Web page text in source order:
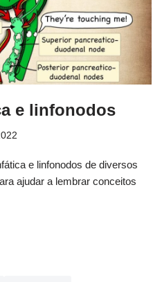
e linfonodos
e linfonodos de diversos
ajudar a lembrar conceitos